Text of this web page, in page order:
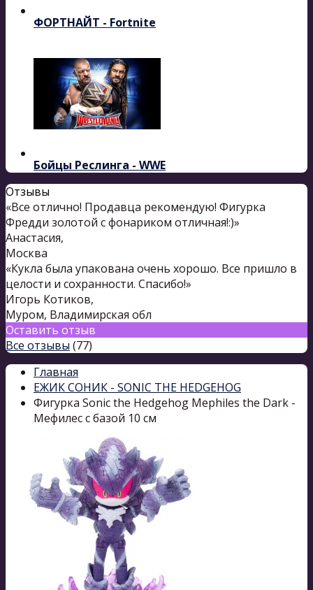
ФОРТНАЙТ - Fortnite
Бойцы Реслинга - WWE
Отзывы
«Все отлично! Продавца рекомендую! Фигурка
Фредди золотой с фонариком отличная!:)»
Анастасия,
Москва
«Кукла была упакована очень хорошо. Все пришло в
целости и сохранности. Спасибо!»
Игорь Котиков,
Муром, Владимирская обл
Оставить отзыв
Все отзывы (77)
Главная
ЕЖИК СОНИК - SONIC THE HEDGEHOG
Фигурка Sonic the Hedgehog Mephiles the Dark -
Мефилес с базой 10 см